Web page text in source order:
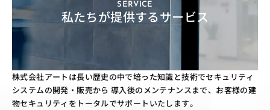
SERVICE
私たちが提供するサービス
株式会社アートは長い歴史の中で培った知識と技術でセキュリティ
システムの開発・販売から 導入後のメンテナンスまで、お客様の建
物セキュリティをトータルでサポートいたします。